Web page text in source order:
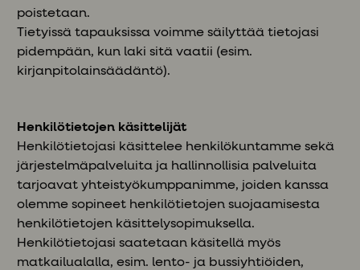
poistetaan.
Tietyissä tapauksissa voimme säilyttää tietojasi
pidempään, kun laki sitä vaatii (esim.
kirjanpitolainsäädäntö).
Henkilötietojen käsittelijät
Henkilötietojasi käsittelee henkilökuntamme sekä
järjestelmäpalveluita ja hallinnollisia palveluita
tarjoavat yhteistyökumppanimme, joiden kanssa
olemme sopineet henkilötietojen suojaamisesta
henkilötietojen käsittelysopimuksella.
Henkilötietojasi saatetaan käsitellä myös
matkailualalla, esim. lento- ja bussiyhtiöiden,